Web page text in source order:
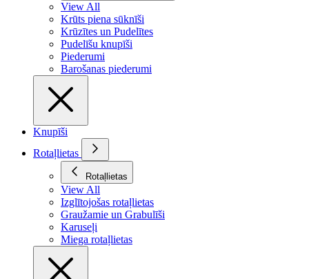
View All
Krūts piena sūknīši
Krūzītes un Pudelītes
Pudelīšu knupīši
Piederumi
Barošanas piederumi
Knupīši
Rotaļlietas
Rotaļlietas
View All
Izglītojošas rotaļlietas
Graužamie un Grabulīši
Karuseļi
Miega rotaļlietas